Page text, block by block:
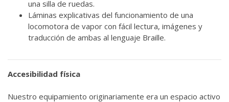
una silla de ruedas.
Láminas explicativas del funcionamiento de una
locomotora de vapor con fácil lectura, imágenes y
traducción de ambas al lenguaje Braille.
Accesibilidad física
Nuestro equipamiento originariamente era un espacio activo